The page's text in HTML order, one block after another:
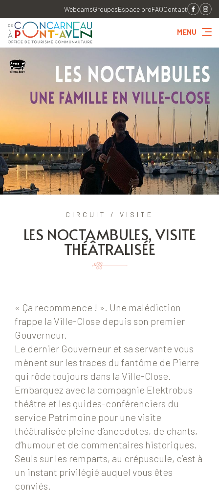
WebcamsGroupesEspace proFAQContact
MENU
CIRCUIT / VISITE
LES NOCTAMBULES, VISITE
THÉÂTRALISÉE
« Ça recommence ! ». Une malédiction
frappe la Ville-Close depuis son premier
Gouverneur.
Le dernier Gouverneur et sa servante vous
mènent sur les traces du fantôme de Pierre
qui rôde toujours dans la Ville-Close.
Embarquez avec la compagnie Elektrobus
théâtre et les guides-conférenciers du
service Patrimoine pour une visite
théâtralisée pleine d’anecdotes, de chants,
d’humour et de commentaires historiques.
Seuls sur les remparts, au crépuscule, c’est à
un instant privilégié auquel vous êtes
conviés.